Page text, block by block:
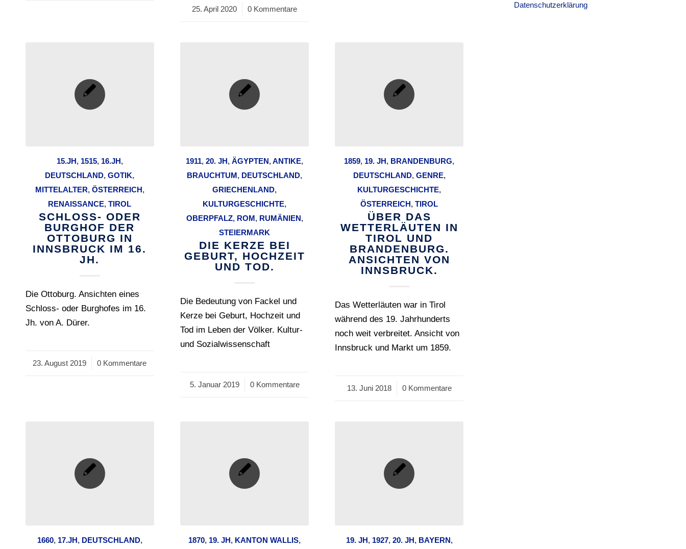
25. April 2020
/ 0 Kommentare
15.JH, 1515, 16.JH,
DEUTSCHLAND,GOTIK,
MITTELALTER, ÖSTERREICH,
RENAISSANCE,TIROL
SCHLOSS- ODER
BURGHOF DER
OTTOBURG IN
INNSBRUCK IM 16.
JH.
Die Ottoburg. Ansichten eines
Schloss- oder Burghofes im 16.
Jh. von A. Dürer.
23. August 2019
/ 0 Kommentare
1911,20. JH,ÄGYPTEN,ANTIKE,
BRAUCHTUM, DEUTSCHLAND,
GRIECHENLAND,
KULTURGESCHICHTE,
OBERPFALZ, ROM, RUMÄNIEN,
STEIERMARK
DIE KERZE BEI
GEBURT, HOCHZEIT
UND TOD.
Die Bedeutung von Fackel und
Kerze bei Geburt, Hochzeit und
Tod im Leben der Völker. Kultur-
und Sozialwissenschaft
5. Januar 2019
/ 0 Kommentare
1859, 19. JH, BRANDENBURG,
DEUTSCHLAND, GENRE,
KULTURGESCHICHTE,
ÖSTERREICH,TIROL
ÜBER DAS
WETTERLÄUTEN IN
TIROL UND
BRANDENBURG.
ANSICHTEN VON
INNSBRUCK.
Das Wetterläuten war in Tirol
während des 19. Jahrhunderts
noch weit verbreitet. Ansicht von
Innsbruck und Markt um 1859.
13. Juni 2018
/ 0 Kommentare
1660, 17.JH, DEUTSCHLAND, 1870, 19. JH, KANTON WALLIS, 19. JH, 1927, 20. JH, BAYERN,
Datenschutzerklärung